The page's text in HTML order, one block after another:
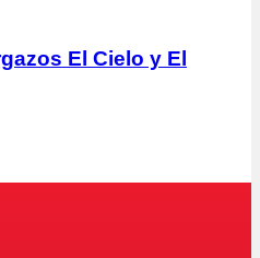
El Cielo y El